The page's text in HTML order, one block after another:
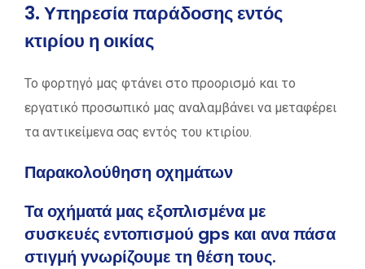
3. Υπηρεσία παράδοσης εντός
κτιρίου η οικίας
Το φορτηγό μας φτάνει στο προoρισμό και το
εργατικό προσωπικό μας αναλαμβάνει να μεταφέρει
τα αντικείμενα σας εντός του κτιρίου.
Παρακολούθηση οχημάτων
Τα οχήματά μας εξοπλισμένα με
συσκευές εντοπισμού gps και ανα πάσα
στιγμή γνωρίζουμε τη θέση τους.